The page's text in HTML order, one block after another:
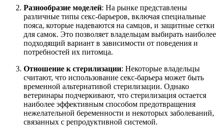
Разнообразие моделей: На рынке представлены
различные типы секс-барьеров, включая специальные
пояса, которые надеваются на самцов, и защитные сетки
для самок. Это позволяет владельцам выбирать наиболее
подходящий вариант в зависимости от поведения и
потребностей их питомца.
Отношение к стерилизации: Некоторые владельцы
считают, что использование секс-барьера может быть
временной альтернативой стерилизации. Однако
ветеринары подчеркивают, что стерилизация остается
наиболее эффективным способом предотвращения
нежелательной беременности и некоторых заболеваний,
связанных с репродуктивной системой.